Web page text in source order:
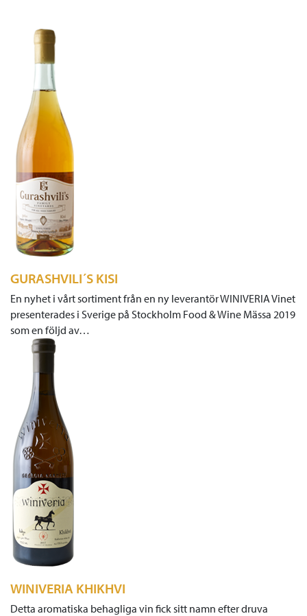
GURASHVILI´S KISI
En nyhet i vårt sortiment från en ny leverantör WINIVERIA Vinet
presenterades i Sverige på Stockholm Food & Wine Mässa 2019
som en följd av…
WINIVERIA KHIKHVI
Detta aromatiska behagliga vin fick sitt namn efter druva